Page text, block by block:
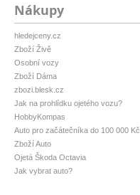
Nákupy
hledejceny.cz
Zboží Živě
Osobní vozy
Zboží Dáma
zbozi.blesk.cz
Jak na prohlídku ojetého vozu?
HobbyKompas
Auto pro začátečníka do 100 000 Kč
Zboží Auto
Ojetá Škoda Octavia
Jak vybrat auto?